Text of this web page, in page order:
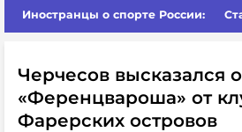
Иностранцы о спорте России:
Черчесов высказался
«Ференцвароша» от
Фарерских островов